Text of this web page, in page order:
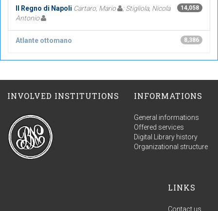
14,058
Il Regno di Napoli Cartaro, Mario
; Stigliola, Nicola
Antonio
8,386
Atlante ottomano
INVOLVED INSTITUTIONS INFORMATIONS
General informations
Offered services
Digital Library history
Organizational structure
LINKS
Contact us